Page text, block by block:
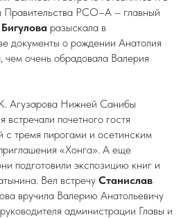
Правительства РСО–А – главный
разыскала в
документы о рождении Анатолия
очень обрадовала Валерия
Агузарова Нижней Санибы
встречали почетного гостя
с тремя пирогами и осетинским
«Хонга». А еще
подготовили экспозицию книг и
Вел встречу Станислав
вручила Валерию Анатольевичу
администрации Главы и